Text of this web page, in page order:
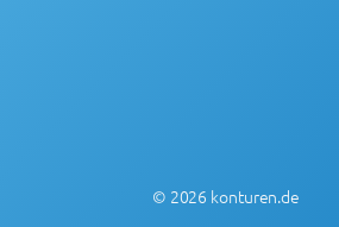
© 2026 konturen.de